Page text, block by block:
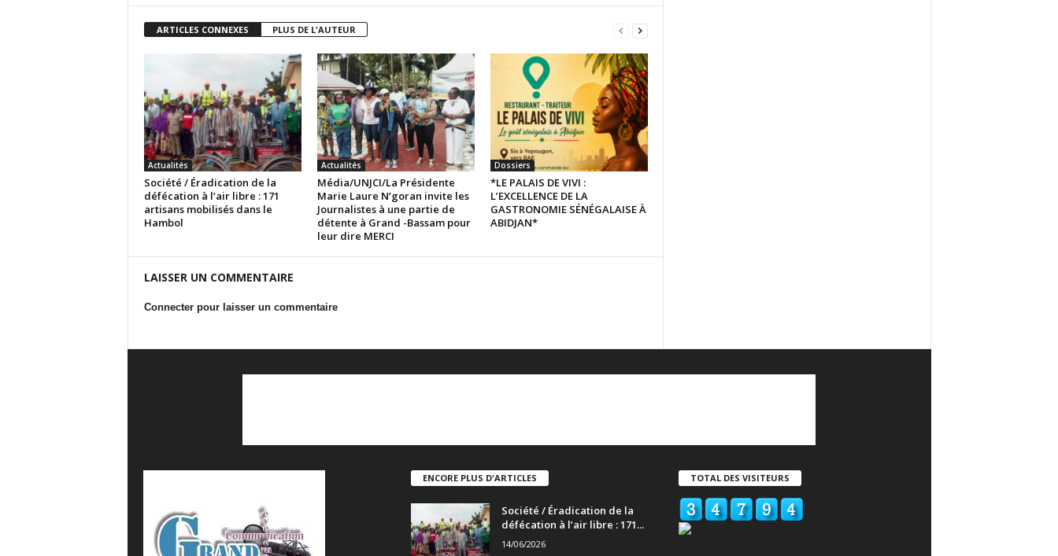
ARTICLES CONNEXES PLUS DE L'AUTEUR
Actualités
Société / Éradication de la
défécation à l’air libre : 171
artisans mobilisés dans le
Hambol
Actualités
Média/UNJCI/La Présidente
Marie Laure N’goran invite les
Journalistes à une partie de
détente à Grand -Bassam pour
leur dire MERCI
Dossiers
*LE PALAIS DE VIVI :
L’EXCELLENCE DE LA
GASTRONOMIE SÉNÉGALAISE À
ABIDJAN*
LAISSER UN COMMENTAIRE
Connecter pour laisser un commentaire
ENCORE PLUS D'ARTICLES
Société / Éradication de la
défécation à l’air libre : 171...
14/06/2026
TOTAL DES VISITEURS